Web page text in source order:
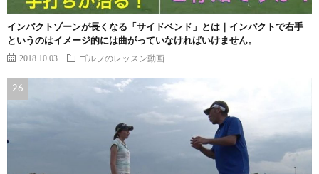
インパクトゾーンが長くなる「サイドベンド」とは｜インパクトで右手
というのはイメージ的には曲がっていなければいけません。
2018.10.03 ゴルフのレッスン動画